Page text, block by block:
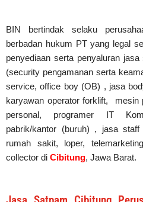
BIN bertindak selaku
berbadan hukum PT yang legal
penyediaan serta penyaluran
(security pengamanan serta
service, office boy (OB) , jasa
karyawan operator forklift, mesin
personal, programer IT
pabrik/kantor (buruh) , jasa
rumah sakit, loper,
collector di Cibitung, Jawa Barat.